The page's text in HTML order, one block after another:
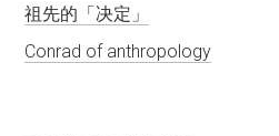
祖先的「决定」
Conrad of anthropology